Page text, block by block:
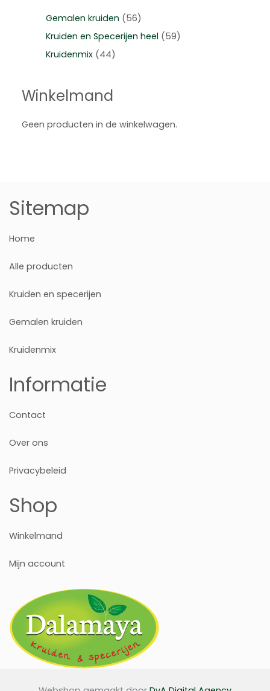
Gemalen kruiden (56)
Kruiden en Specerijen heel (59)
Kruidenmix (44)
Winkelmand
Geen producten in de winkelwagen.
Sitemap
Home
Alle producten
Kruiden en specerijen
Gemalen kruiden
Kruidenmix
Informatie
Contact
Over ons
Privacybeleid
Shop
Winkelmand
Mijn account